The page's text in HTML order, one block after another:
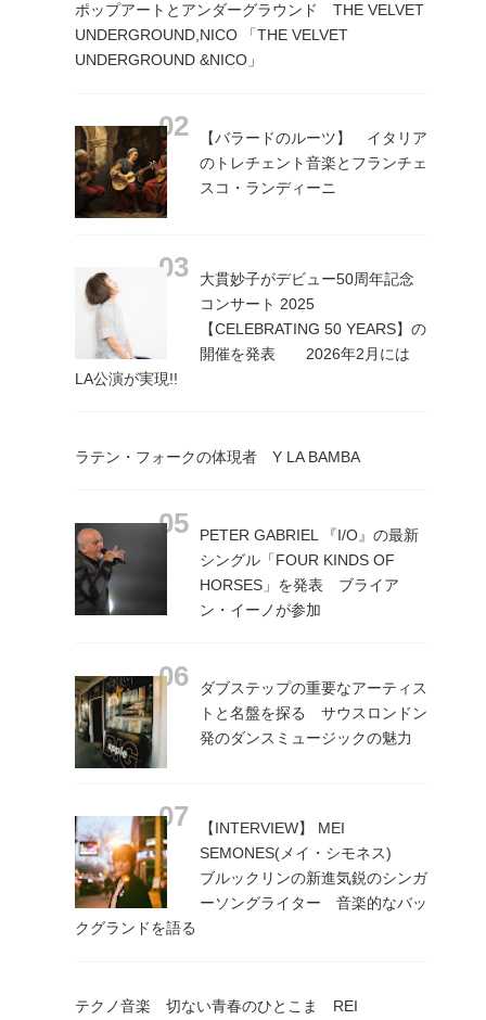
ポップアートとアンダーグラウンド THE VELVET
UNDERGROUND,NICO 「THE VELVET
UNDERGROUND &NICO」
【バラードのルーツ】 イタリア
のトレチェント音楽とフランチェ
スコ・ランディーニ
大貫妙子がデビュー50周年記念
コンサート 2025
【CELEBRATING 50 YEARS】の
開催を発表 2026年2月には
LA公演が実現!!
ラテン・フォークの体現者 Y LA BAMBA
PETER GABRIEL 『I/O』の最新
シングル「FOUR KINDS OF
HORSES」を発表 ブライア
ン・イーノが参加
ダブステップの重要なアーティス
トと名盤を探る サウスロンドン
発のダンスミュージックの魅力
【INTERVIEW】 MEI
SEMONES(メイ・シモネス)
ブルックリンの新進気鋭のシンガ
ーソングライター 音楽的なバッ
クグランドを語る
テクノ音楽 切ない青春のひとこま REI